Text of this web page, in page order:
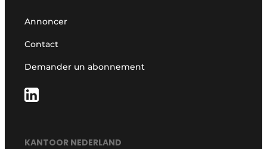
Annoncer
Contact
Demander un abonnement
KANTOOR NEDERLAND